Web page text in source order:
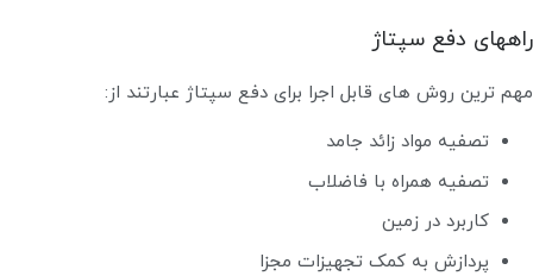
راههای دفع سپتاژ
مهم ترین روش های قابل اجرا برای دفع سپتاژ عبارتند از:
تصفیه مواد زائد جامد
تصفیه همراه با فاضلاب
کاربرد در زمین
پردازش به کمک تجهیزات مجزا